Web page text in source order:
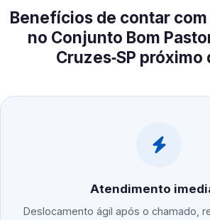
Benefícios de contar
no Conjunto Bom
Cruzes‑SP próximo
Atendimento
Deslocamento ágil após o chamado,